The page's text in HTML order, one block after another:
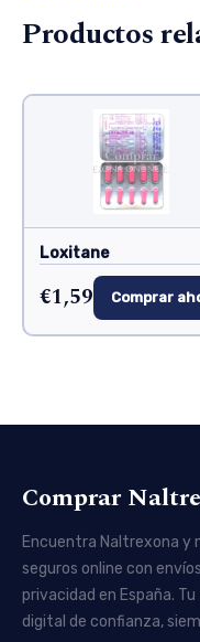
Productos
Loxitane
€1,59 Comprar
Comprar
Encuentra Naltrexona y
seguros online con
privacidad en España.
digital de confianza,